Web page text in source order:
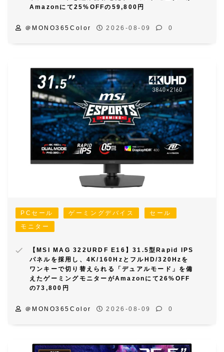
Amazonにて25%OFFの59,800円
＠MONO365Color 2026-08-09 0
PCセール ゲーミングデバイス
セール
モニター
【MSI MAG 322URDF E16】31.5型Rapid IPS
パネルを採用し、4K/160HzとフルHD/320Hzを
ワンキーで切り替えられる「デュアルモード」を備
えたゲーミングモニターがAmazonにて26%OFF
の73,800円
＠MONO365Color 2026-08-09 0